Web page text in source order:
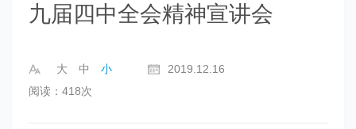
九届四中全会精神宣讲会
大 中 小
2019.12.16
阅读：418次